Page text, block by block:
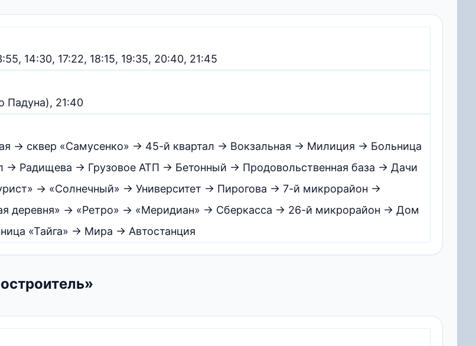
14:30, 17:22, 18:15, 19:35, 20:40, 21:45
Падуна), 21:40
→ сквер «Самусенко» → 45-й квартал → Вокзальная → Милиция → Больница
Радищева → Грузовое АТП → Бетонный → Продовольственная база → Дачи
→ «Солнечный» → Университет → Пирогова → 7-й микрорайон →
деревня» → «Ретро» → «Меридиан» → Сберкасса → 26-й микрорайон → Дом
«Тайга» → Мира → Автостанция